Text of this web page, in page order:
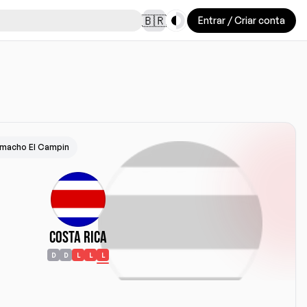
🇧🇷 Toggle theme
Entrar / Criar conta
El Campin
Costa Rica
D D L L L